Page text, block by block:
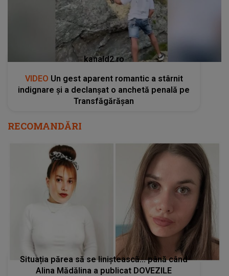
kanald2.ro
VIDEO Un gest aparent romantic a stârnit
indignare și a declanșat o anchetă penală pe
Transfăgărășan
RECOMANDĂRI
Situația părea să se liniștească... până când
Alina Mădălina a publicat DOVEZILE